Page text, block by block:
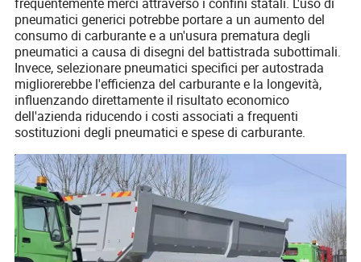
pneumatici generici potrebbe portare a un aumento del
consumo di carburante e a un'usura prematura degli
pneumatici a causa di disegni del battistrada subottimali.
Invece, selezionare pneumatici specifici per autostrada
migliorerebbe l'efficienza del carburante e la longevità,
influenzando direttamente il risultato economico
dell'azienda riducendo i costi associati a frequenti
sostituzioni degli pneumatici e spese di carburante.